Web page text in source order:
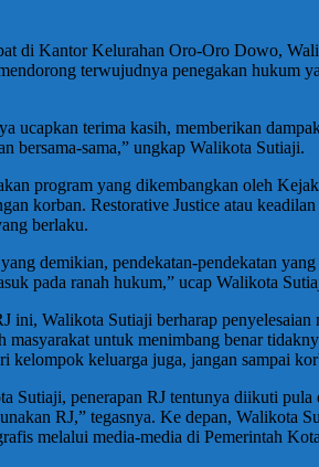
di Kantor Kelurahan Oro-Oro Dowo,
terwujudnya penegakan hukum
ucapkan terima kasih, memberikan
bersama-sama,” ungkap Walikota Sutiaji.
program yang dikembangkan oleh
korban. Restorative Justice atau
berlaku.
demikian, pendekatan-pendekatan
pada ranah hukum,” ucap Walikota
ini, Walikota Sutiaji berharap
masyarakat untuk menimbang benar
kelompok keluarga juga, jangan sampai
Sutiaji, penerapan RJ tentunya diikuti
RJ,” tegasnya. Ke depan, Walikota
melalui media-media di Pemerintah